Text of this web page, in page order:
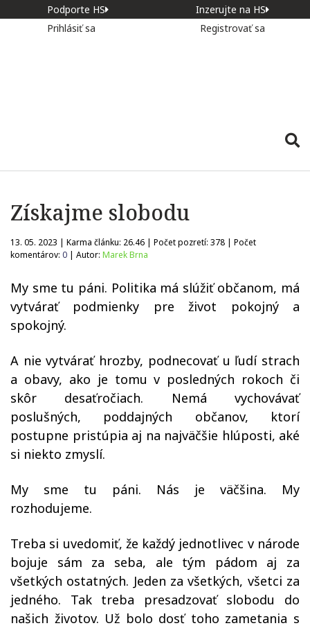
Podporte HS
Inzerujte na HS
Prihlásiť sa
Registrovať sa
Získajme slobodu
13. 05. 2023 | Karma článku: 26.46 | Počet pozretí: 378 | Počet
komentárov: 0 | Autor: Marek Brna
My sme tu páni. Politika má slúžiť občanom, má
vytvárať podmienky pre život pokojný a
spokojný.
A nie vytvárať hrozby, podnecovať u ľudí strach
a obavy, ako je tomu v posledných rokoch či
skôr desaťročiach. Nemá vychovávať
poslušných, poddajných občanov, ktorí
postupne pristúpia aj na najväčšie hlúposti, aké
si niekto zmyslí.
My sme tu páni. Nás je väčšina. My
rozhodujeme.
Treba si uvedomiť, že každý jednotlivec v národe
bojuje sám za seba, ale tým pádom aj za
všetkých ostatných. Jeden za všetkých, všetci za
jedného. Tak treba presadzovať slobodu do
našich životov. Už bolo dosť toho zametania s